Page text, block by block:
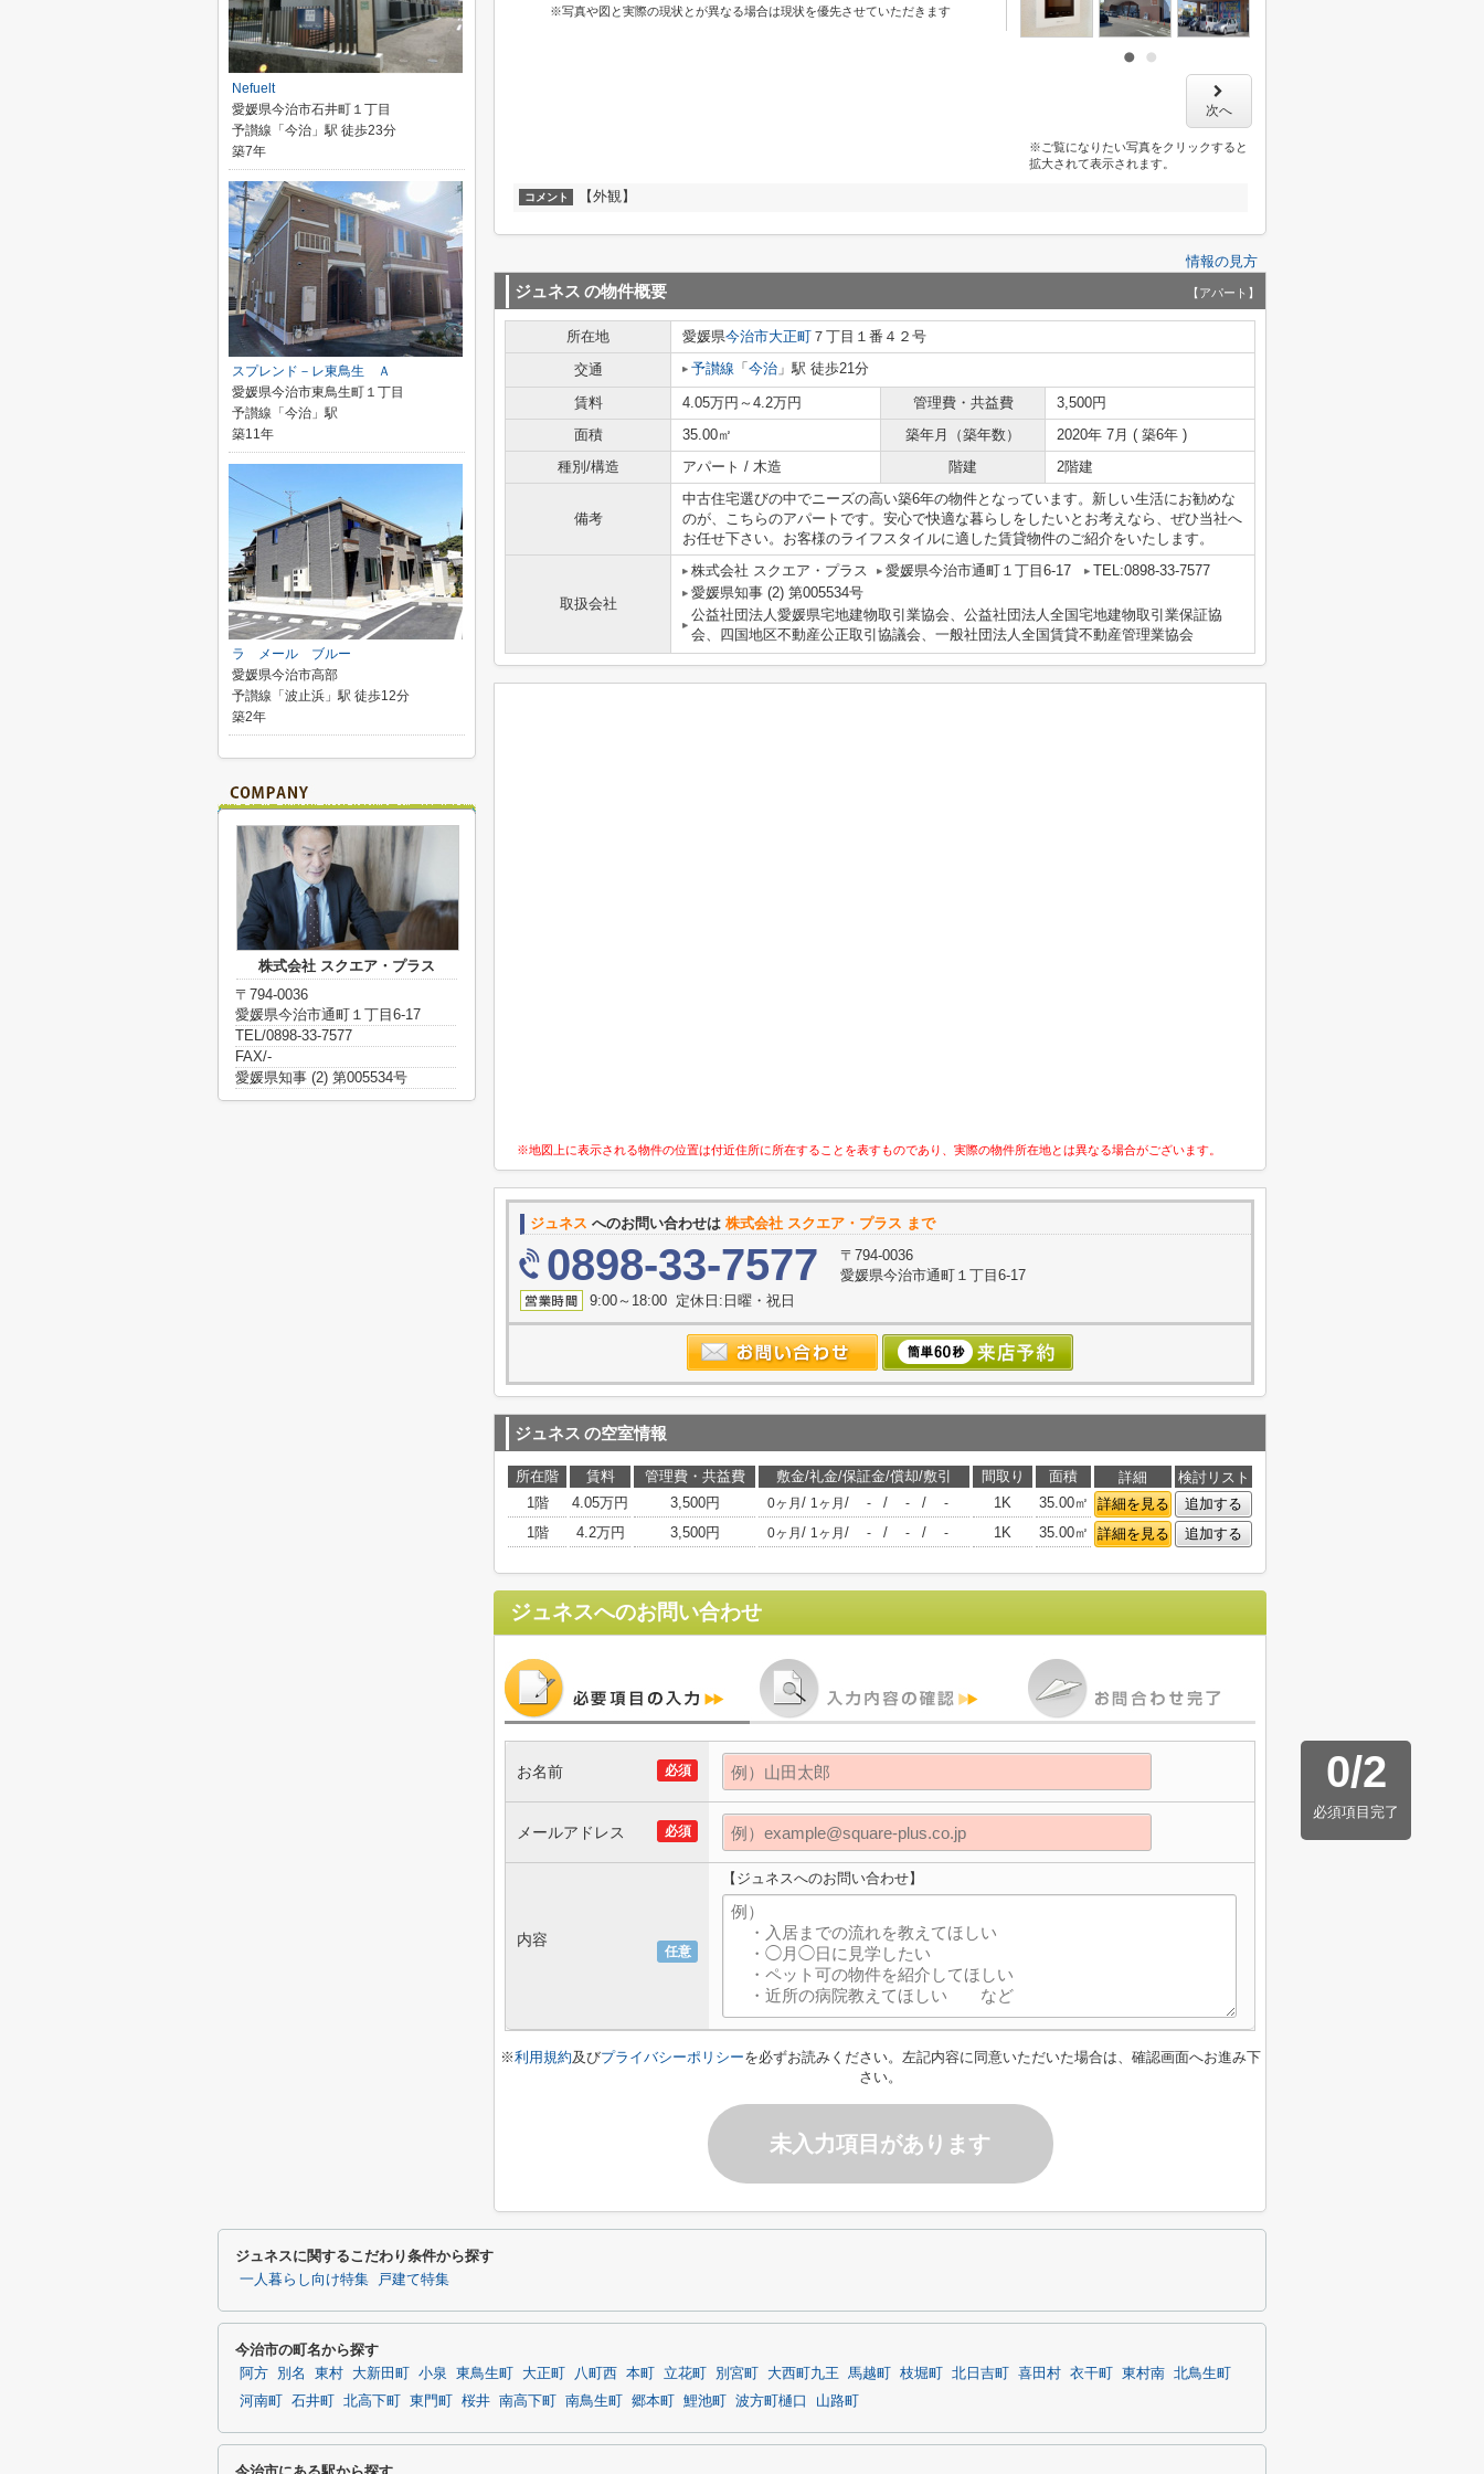
※写真や図と実際の現状とが異なる場合は現状を優先させていただきます
次へ
※ご覧になりたい写真をクリックすると
拡大されて表示されます。
コメント 【外観】
情報の見方
ジュネス の物件概要 【アパート】
所在地 愛媛県今治市大正町 ７丁目１番４２号
交通
予讃線 「 今治 」駅 徒歩21分
賃料 4.05万円～4.2万円 管理費・共益費
3,500円
面積
35.00㎡ 築年月（築年数）
2020年 7月 ( 築6年 )
種別/構造
アパート / 木造 階建 2階建
備考
中古住宅選びの中でニーズの高い築6年の物件となっています。新しい生活にお勧めな
のが、こちらのアパートです。安心で快適な暮らしをしたいとお考えなら、ぜひ当社へ
お任せ下さい。お客様のライフスタイルに適した賃貸物件のご紹介をいたします。
取扱会社
株式会社 スクエア・プラス 愛媛県今治市通町１丁目6-17
TEL:0898-33-7577
愛媛県知事 (2) 第005534号
公益社団法人愛媛県宅地建物取引業協会、公益社団法人全国宅地建物取引業保証協
会、四国地区不動産公正取引協議会、一般社団法人全国賃貸不動産管理業協会
※地図上に表示される物件の位置は付近住所に所在することを表すものであり、実際の物件所在地とは異なる場合がございます。
ジュネス へのお問い合わせは 株式会社 スクエア・プラス まで
0898-33-7577
〒794-0036
愛媛県今治市通町１丁目6-17
9:00～18:00 定休日:日曜・祝日
ジュネス の空室情報
所在階 賃料 管理費・共益費 敷金/礼金/保証金/償却/敷引 間取り 面積 詳細
検討リスト
1階
4.05万円 3,500円 0ヶ月 / 1ヶ月 / - / - / - 1K 35.00㎡ 詳細を見る
追加する
1階
4.2万円 3,500円 0ヶ月 / 1ヶ月 / - / - / - 1K 35.00㎡ 詳細を見る 追加する
ジュネスへのお問い合わせ
0/2
必須項目完了
必須
お名前
必須
メールアドレス
任意
内容
【ジュネスへのお問い合わせ】
※利用規約及びプライバシーポリシーを必ずお読みください。左記内容に同意いただいた場合は、確認画面へお進み下
さい。
未入力項目があります
Nefuelt
愛媛県今治市石井町１丁目
予讃線「今治」駅 徒歩23分
築7年
スプレンド－レ東鳥生 Ａ
愛媛県今治市東鳥生町１丁目
予讃線「今治」駅
築11年
ラ メール ブルー
愛媛県今治市高部
予讃線「波止浜」駅 徒歩12分
築2年
株式会社 スクエア・プラス
〒794-0036
愛媛県今治市通町１丁目6-17
TEL/0898-33-7577
FAX/-
愛媛県知事 (2) 第005534号
ジュネスに関するこだわり条件から探す
一人暮らし向け特集 戸建て特集
今治市の町名から探す
阿方 別名 東村 大新田町 小泉 東鳥生町 大正町 八町西 本町 立花町 別宮町 大西町九王 馬越町 枝堀町 北日吉町 喜田村 衣干町 東村南 北鳥生町
河南町
石井町 北高下町 東門町 桜井 南高下町 南鳥生町 郷本町 鯉池町 波方町樋口 山路町